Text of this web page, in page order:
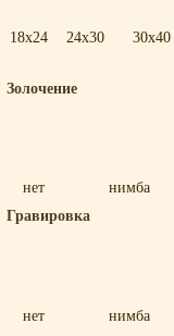
18x24 24x30 30x40
Золочение
нет нимба
Гравировка
нет нимба